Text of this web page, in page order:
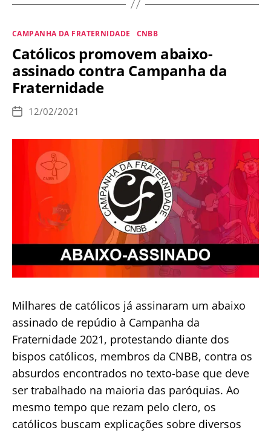
Militar
nega
a
participar
da
Fraternidade
Categorias
CAMPANHA DA FRATERNIDADE CNBB
Católicos promovem abaixo-
assinado contra Campanha da
Fraternidade
Data
publicação
12/02/2021
Milhares de católicos já assinaram um abaixo
assinado de repúdio à Campanha da
Fraternidade 2021, protestando diante dos
bispos católicos, membros da CNBB, contra os
absurdos encontrados no texto-base que deve
ser trabalhado na maioria das paróquias. Ao
mesmo tempo que rezam pelo clero, os
católicos buscam explicações sobre diversos